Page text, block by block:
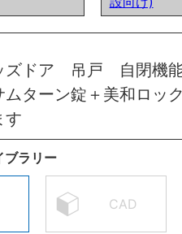
ズドア 吊戸 自閉
ターン錠＋美和ロッ
す
ブラリー
CAD